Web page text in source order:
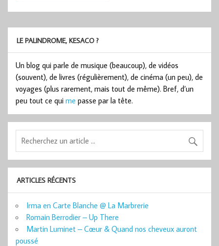
LE PALINDROME, KESACO ?
Un blog qui parle de musique (beaucoup), de vidéos
(souvent), de livres (régulièrement), de cinéma (un peu), de
voyages (plus rarement, mais tout de même). Bref, d’un
peu tout ce qui me passe par la tête.
ARTICLES RÉCENTS
Irma en Carte Blanche @ La Marbrerie
Romain Berrodier – Up There
Martin Luminet – Cœur & Quand nos cheveux auront
poussé